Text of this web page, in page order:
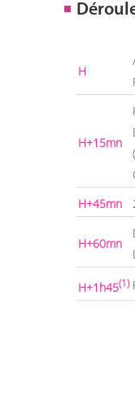
H
H+15mn
H+45mn
H+60mn
H+1h45(1)